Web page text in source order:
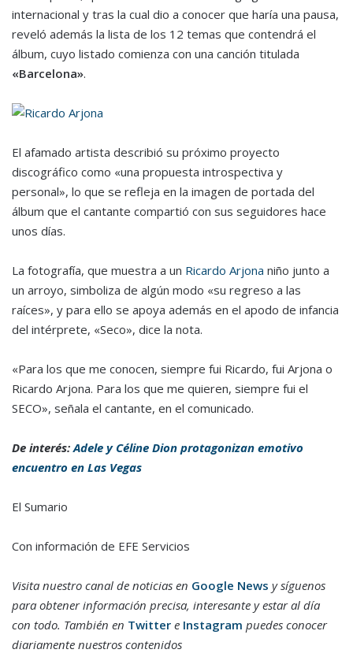
internacional y tras la cual dio a conocer que haría una pausa,
reveló además la lista de los 12 temas que contendrá el
álbum, cuyo listado comienza con una canción titulada
«Barcelona».
El afamado artista describió su próximo proyecto
discográfico como «una propuesta introspectiva y
personal», lo que se refleja en la imagen de portada del
álbum que el cantante compartió con sus seguidores hace
unos días.
La fotografía, que muestra a un Ricardo Arjona niño junto a
un arroyo, simboliza de algún modo «su regreso a las
raíces», y para ello se apoya además en el apodo de infancia
del intérprete, «Seco», dice la nota.
«Para los que me conocen, siempre fui Ricardo, fui Arjona o
Ricardo Arjona. Para los que me quieren, siempre fui el
SECO», señala el cantante, en el comunicado.
De interés:Adele y Céline Dion protagonizan emotivo
encuentro en Las Vegas
El Sumario
Con información de EFE Servicios
Visita nuestro canal de noticias en Google News y síguenos
para obtener información precisa, interesante y estar al día
con todo. También en Twitter e Instagram puedes conocer
diariamente nuestros contenidos